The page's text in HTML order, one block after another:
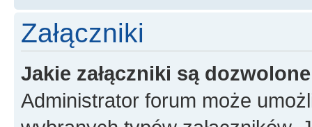
Załączniki
Jakie załączniki są
Administrator forum może